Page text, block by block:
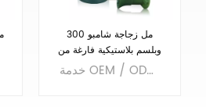
300 مل زجاجة شامبو
وبلسم بلاستيكية فارغة من
PETG
خدمة OEM / ODM ، مصنع زجاجة مستحضرات التجميل البلاستيكية الأصلية ، عينات ألوان الشاي الأسود في المخزون